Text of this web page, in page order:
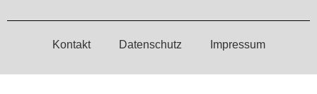
Kontakt Datenschutz Impressum